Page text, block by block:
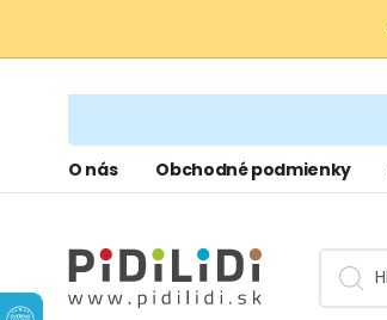
O nás Obchodné podmienky